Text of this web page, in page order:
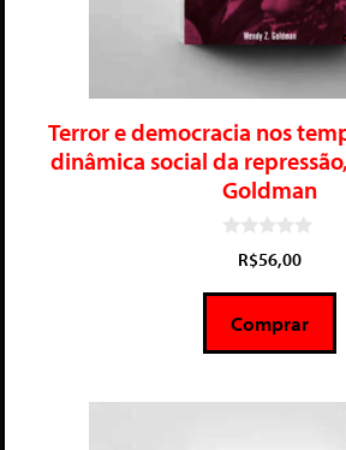
Terror e democracia nos
dinâmica social da
Goldman
5
R$56,00
Comprar